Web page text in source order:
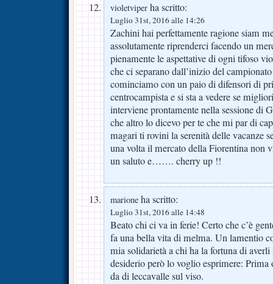
violetviper ha scritto:
Luglio 31st, 2016 alle 14:26
Zachini hai perfettamente ragione siam
assolutamente riprenderci facendo un
pienamente le aspettative di ogni tifoso
che ci separano dall’inizio del
cominciamo con un paio di difensori di
centrocampista e si sta a vedere se
interviene prontamente nella sessione
che altro lo dicevo per te che mi par di
magari ti rovini la serenità delle vacanze
una volta il mercato della Fiorentina non
un saluto e……. cherry up !!
marione ha scritto:
Luglio 31st, 2016 alle 14:48
Beato chi ci va in ferie! Certo che c’è
fa una bella vita di melma. Un lamentio
mia solidarietà a chi ha la fortuna di
desiderio però lo voglio esprimere:
da di leccavalle sul viso.